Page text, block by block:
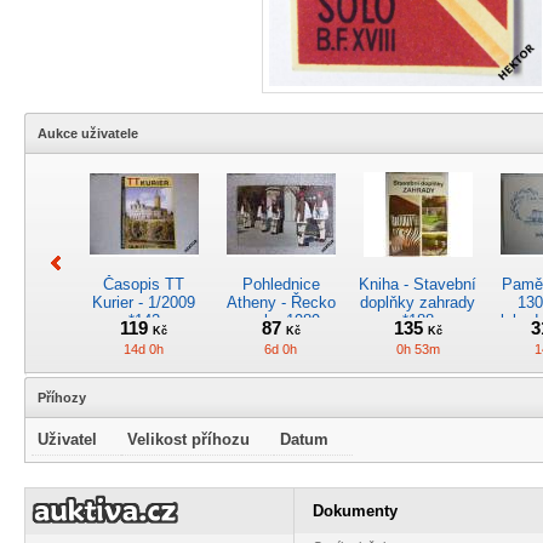
Aukce uživatele
Časopis TT
Kurier - 1/2009
*142
119Kč
14d 0h
Pohlednice
Atheny - Řecko
z roku 1989.
Nová nepoužitá
*5019
87 Kč
6d 0h
Kniha - Stavební
doplňky zahrady
*188
135 Kč
0h 53m
Pohlednice
kreslená -
Československá
Pánské kapesní
Pohlednice
motorového
Příhozy
Uživatel Velikost příhozu Datum
Dokumenty